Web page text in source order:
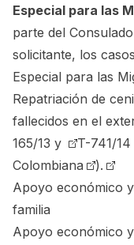
Especial para las
parte del
solicitante, los
Especial para las
Repatriación de
fallecidos en el
165/13 y
T-741/
Colombiana
).
Apoyo económico
familia
Apoyo económico